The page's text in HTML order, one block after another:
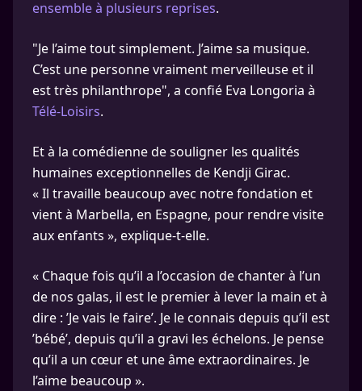
ensemble à plusieurs reprises.
"Je l’aime tout simplement. J’aime sa musique.
C’est une personne vraiment merveilleuse et il
est très philanthrope", a confié Eva Longoria à
Télé-Loisirs.
Et à la comédienne de souligner les qualités
humaines exceptionnelles de Kendji Girac.
« Il travaille beaucoup avec notre fondation et
vient à Marbella, en Espagne, pour rendre visite
aux enfants », explique-t-elle.
« Chaque fois qu’il a l’occasion de chanter à l’un
de nos galas, il est le premier à lever la main et à
dire : ’Je vais le faire’. Je le connais depuis qu’il est
’bébé’, depuis qu’il a gravi les échelons. Je pense
qu’il a un cœur et une âme extraordinaires. Je
l’aime beaucoup ».